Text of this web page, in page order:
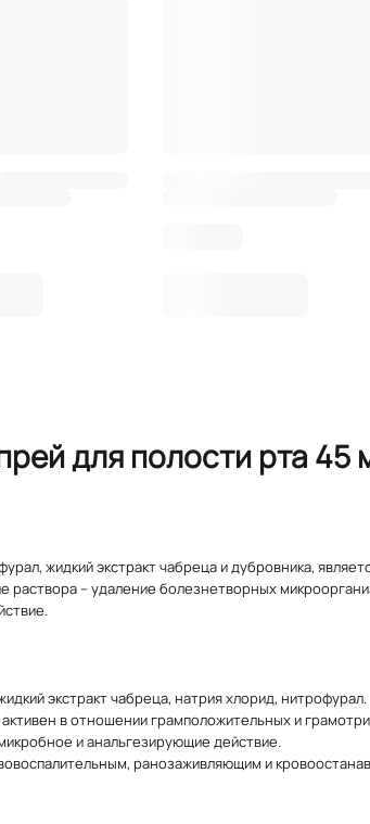
для полости рта 45
жидкий экстракт чабреца и дубровника,
раствора – удаление болезнетворных
экстракт чабреца, натрия хлорид, нитрофурал.
в отношении грамположительных и
и анальгезирующие действие.
ранозаживляющим и